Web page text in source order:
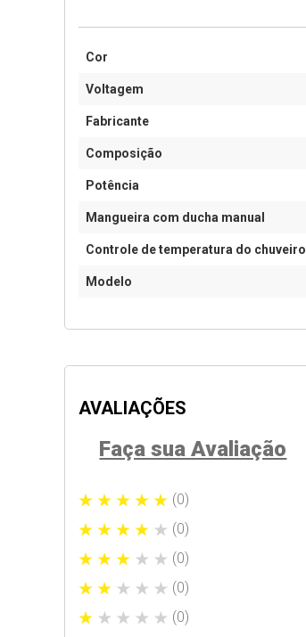
Cor
Voltagem
Fabricante
Composição
Potência
Mangueira com ducha manual
Controle de temperatura do chuveiro
Modelo
AVALIAÇÕES
Faça sua Avaliação
(0)
(0)
(0)
(0)
(0)